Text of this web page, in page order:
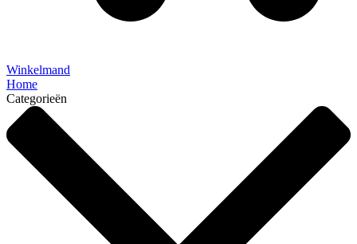
Winkelmand
Home
Categorieën